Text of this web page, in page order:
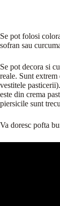
Se pot folosi
sofran sau
Se pot decora si
reale. Sunt
vestitele
este din crema
piersicile sunt
Va doresc pofta